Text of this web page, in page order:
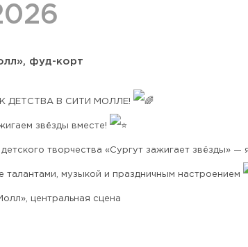
фуд-корт
ДЕТСТВА В СИТИ МОЛЛЕ!
звёзды вместе!
творчества «Сургут зажигает звёзды» —
талантами, музыкой и праздничным настроением
центральная сцена